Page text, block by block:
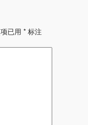
已用 *标注